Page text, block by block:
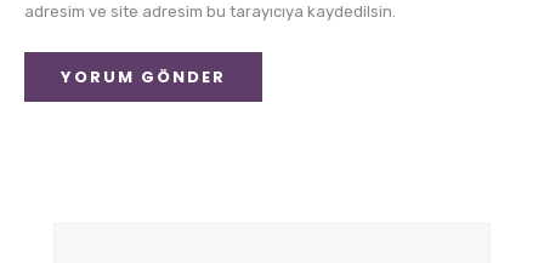
adresim ve site adresim bu tarayıcıya kaydedilsin.